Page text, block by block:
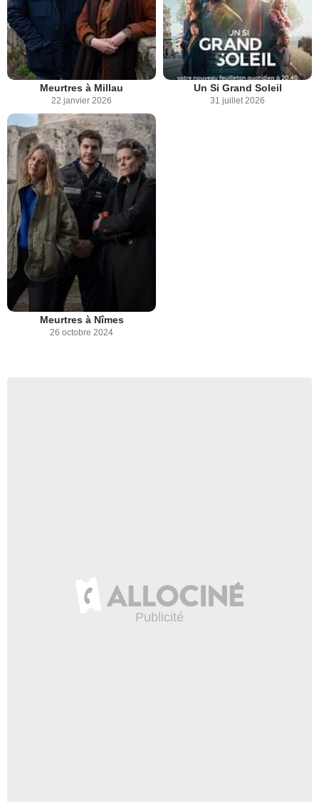
Meurtres à Millau
22 janvier 2026
Un Si Grand Soleil
31 juillet 2026
Meurtres à Nîmes
26 octobre 2024